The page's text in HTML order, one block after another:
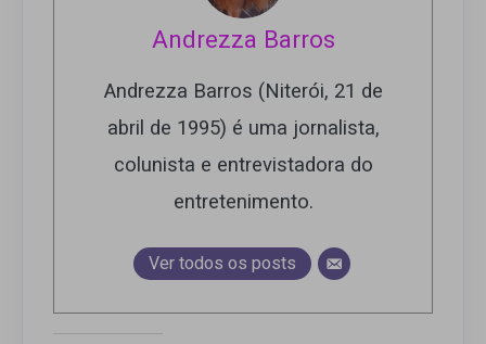
Andrezza Barros
Andrezza Barros (Niterói, 21 de
abril de 1995) é uma jornalista,
colunista e entrevistadora do
entretenimento.
Ver todos os posts